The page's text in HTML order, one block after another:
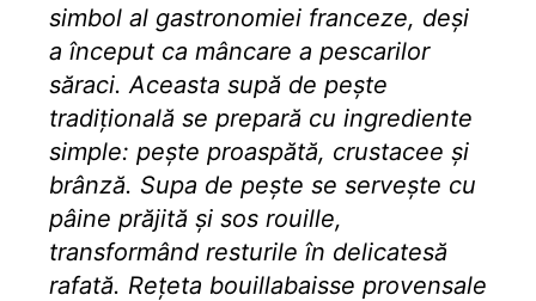
simbol al gastronomiei franceze, deși
a început ca mâncare a pescarilor
săraci. Aceasta supă de pește
tradițională se prepară cu ingrediente
simple: pește proaspătă, crustacee și
brânză. Supa de pește se servește cu
pâine prăjită și sos rouille,
transformând resturile în delicatesă
rafată. Rețeta bouillabaisse provensale